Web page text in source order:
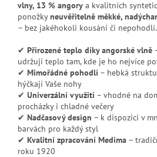
vlny, 13 % angory a kvalitních
ponožkyneuvěřitelně měkké,
– bez jakéhokoli kousání či nepohodlí.
✔ Přirozené teplo díky angorské vlně
udržují teplo tam, kde je ho nejvíce
✔ Mimořádné pohodlí – hebká
hýčkají Vaše nohy
✔ Univerzální využití – vhodné na
procházky i chladné večery
✔ Nadčasový design – k dispozici v
barvách pro každý styl
✔ Kvalitní zpracování Medima –
roku 1920